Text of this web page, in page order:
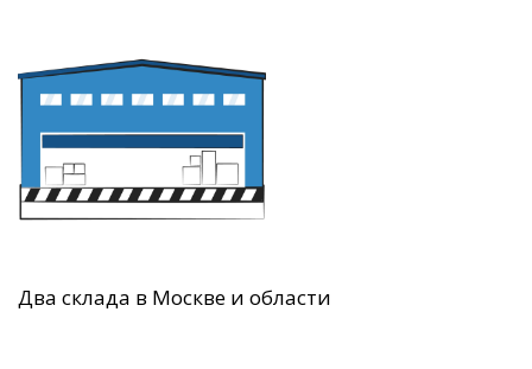
Два склада в Москве и области